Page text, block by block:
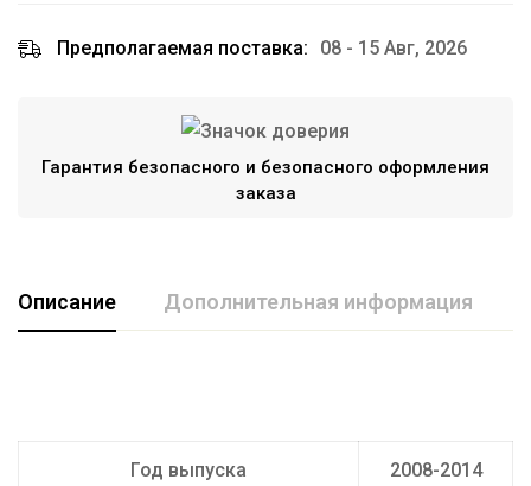
Предполагаемая поставка: 08 - 15 Авг, 2026
Гарантия безопасного и безопасного оформления
заказа
Описание Дополнительная информация
Год выпуска 2008-2014
E